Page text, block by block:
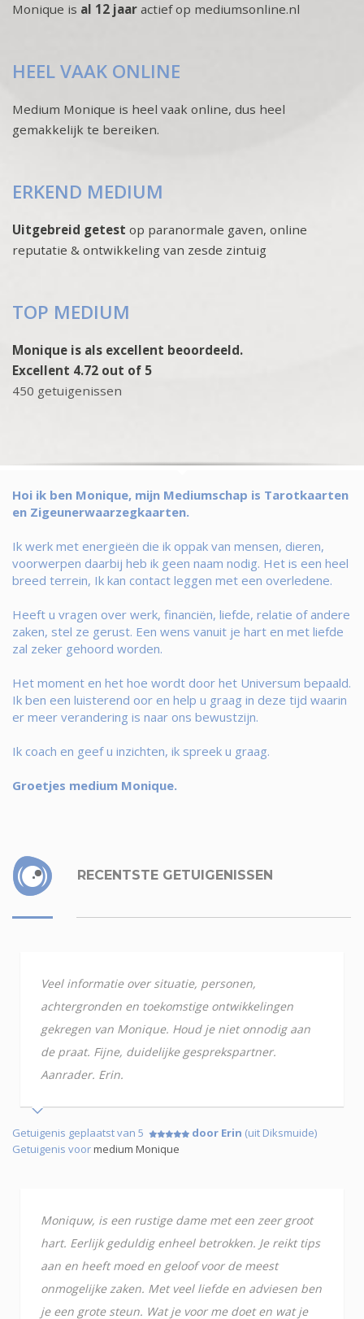
Monique is al 12 jaar actief op mediumsonline.nl
HEEL VAAK ONLINE
Medium Monique is heel vaak online, dus heel
gemakkelijk te bereiken.
ERKEND MEDIUM
Uitgebreid getest op paranormale gaven, online
reputatie & ontwikkeling van zesde zintuig
TOP MEDIUM
Monique is als excellent beoordeeld.
Excellent 4.72 out of 5
450 getuigenissen
Hoi ik ben Monique, mijn Mediumschap is Tarotkaarten
en Zigeunerwaarzegkaarten.
Ik werk met energieën die ik oppak van mensen, dieren,
voorwerpen daarbij heb ik geen naam nodig. Het is een heel
breed terrein, Ik kan contact leggen met een overledene.
Heeft u vragen over werk, financiën, liefde, relatie of andere
zaken, stel ze gerust. Een wens vanuit je hart en met liefde
zal zeker gehoord worden.
Het moment en het hoe wordt door het Universum bepaald.
Ik ben een luisterend oor en help u graag in deze tijd waarin
er meer verandering is naar ons bewustzijn.
Ik coach en geef u inzichten, ik spreek u graag.
Groetjes medium Monique.
RECENTSTE GETUIGENISSEN
Veel informatie over situatie, personen,
achtergronden en toekomstige ontwikkelingen
gekregen van Monique. Houd je niet onnodig aan
de praat. Fijne, duidelijke gesprekspartner.
Aanrader. Erin.
Getuigenis geplaatst van 5 door Erin (uit Diksmuide)
Getuigenis voormedium Monique
Moniquw, is een rustige dame met een zeer groot
hart. Eerlijk geduldig enheel betrokken. Je reikt tips
aan en heeft moed en geloof voor de meest
onmogelijke zaken. Met veel liefde en adviesen ben
je een grote steun. Wat je voor me doet en wat je